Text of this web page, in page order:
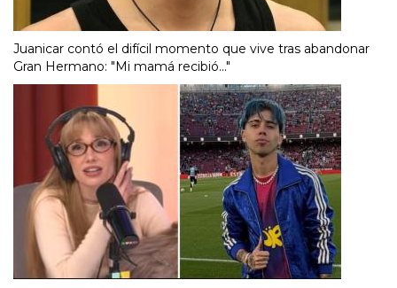
Juanicar contó el difícil momento que vive tras abandonar
Gran Hermano: "Mi mamá recibió..."